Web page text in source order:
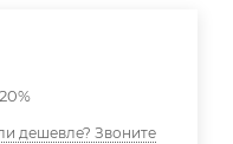
дешевле? Звоните